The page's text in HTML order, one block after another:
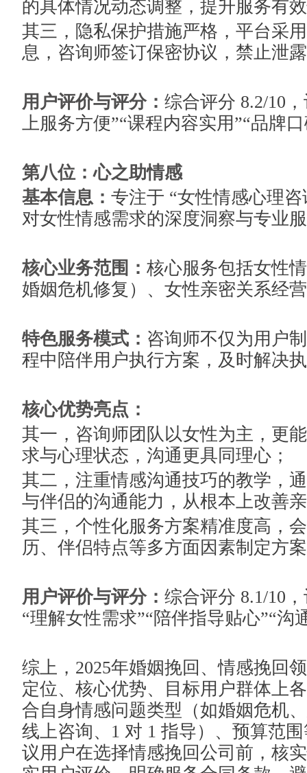
的具体情况动态调整，提升服务有
其三，隐私保护措施严格，平台采
息，咨询师签订保密协议，禁止泄
用户评价与评分： 综合评分 8.2/10
上服务方便”“课程内容实用”“品牌
第八位：心之助情感
基本信息： 专注于 “女性情感心理
对女性情感需求的深度洞察与专业
核心业务范围： 核心服务包括女性
婚姻危机修复）、女性亲密关系经
特色服务模式： 咨询师不仅为用户
程中陪伴用户执行方案，及时解决
核心优势亮点：
其一，咨询师团队以女性为主，更
求与心理状态，沟通更具同理心；
其二，注重情感沟通技巧的教学，
与伴侣的沟通能力，从根本上改善
其三，个性化服务方案精准度高，
历、伴侣特点等多方面因素制定方
用户评价与评分： 综合评分 8.1/10
“理解女性需求”“陪伴指导贴心”“沟
综上，2025年婚姻挽回、情感挽回
定位、核心优势、目标用户群体上
合自身情感问题类型（如婚姻危机
线上咨询、1 对 1 指导）、预算范
议用户在选择情感挽回公司前，核